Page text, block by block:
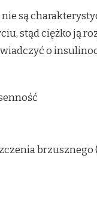
są
stąd ciężko ją
o